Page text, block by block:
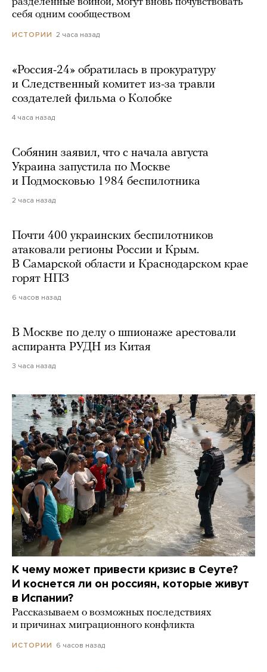
себя одним сообществом
ИСТОРИИ 2 часа назад
«Россия-24» обратилась в прокуратуру
и Следственный комитет из-за травли
создателей фильма о Колобке
4 часа назад
Собянин заявил, что с начала августа
Украина запустила по Москве
и Подмосковью 1984 беспилотника
2 часа назад
Почти 400 украинских беспилотников
атаковали регионы России и Крым.
В Самарской области и Краснодарском крае
горят НПЗ
6 часов назад
В Москве по делу о шпионаже арестовали
аспиранта РУДН из Китая
3 часа назад
К чему может привести кризис в Сеуте?
И коснется ли он россиян, которые живут
в Испании?
Рассказываем о возможных последствиях
и причинах миграционного конфликта
ИСТОРИИ 6 часов назад